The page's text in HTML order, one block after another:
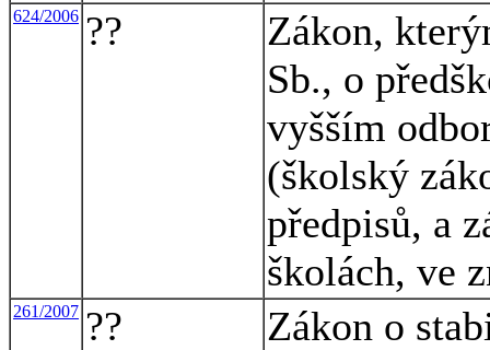
624/2006 ??
Zákon,
Sb., o
vyšším
(školský
předpisů, a
školách, ve
261/2007 ?? Zákon o